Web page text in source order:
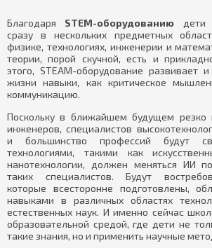
Благодаря STEM-оборудованию дети
сразу в нескольких предметных
физике, технологиях, инженерии и
теории, порой скучной, есть и
этого, STEAM-оборудование развивает
жизни навыки, как критическое
коммуникацию.
Поскольку в ближайшем будущем резко
инженеров, специалистов
и большинство профессий будут
технологиями, такими как
нанотехнологии, должен меняться ИИ
таких специалистов. Будут
которые всесторонне подготовлены,
навыками в различных областях
естественных наук. И именно сейчас
образовательной средой, где дети не
такие знания, но и применить научные